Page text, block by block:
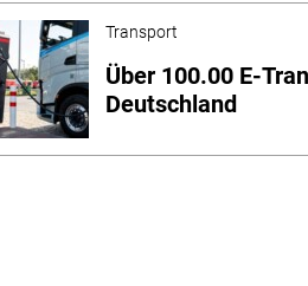
Transport
Über 100.00 E-
Deutschland